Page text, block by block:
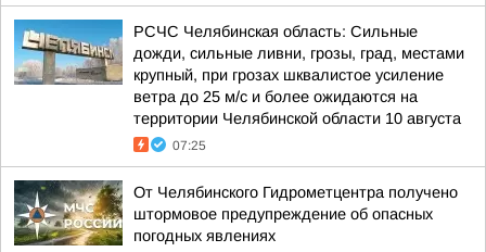
РСЧС Челябинская область: Сильные
дожди, сильные ливни, грозы, град, местами
крупный, при грозах шквалистое усиление
ветра до 25 м/с и более ожидаются на
территории Челябинской области 10 августа
07:25
От Челябинского Гидрометцентра получено
штормовое предупреждение об опасных
погодных явлениях